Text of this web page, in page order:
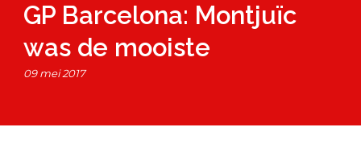
GP Barcelona: Montjuïc
was de mooiste
09 mei 2017